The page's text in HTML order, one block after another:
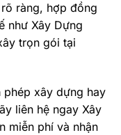
ràng, hợp đồng
như Xây Dựng
trọn gói tại
phép xây dựng hay
liên hệ ngay Xây
miễn phí và nhận